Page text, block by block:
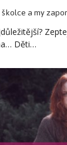
a my
Děti…